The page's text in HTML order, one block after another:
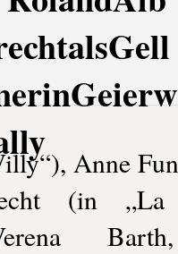
Anne
(in „La